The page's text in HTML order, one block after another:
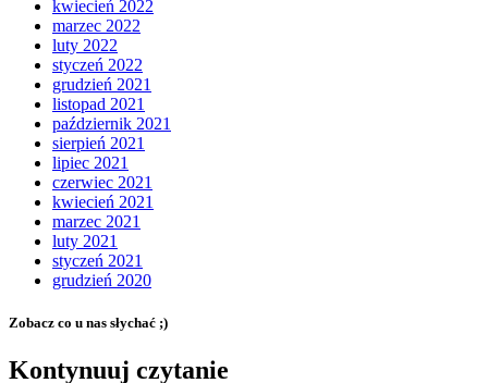
kwiecień 2022
marzec 2022
luty 2022
styczeń 2022
grudzień 2021
listopad 2021
październik 2021
sierpień 2021
lipiec 2021
czerwiec 2021
kwiecień 2021
marzec 2021
luty 2021
styczeń 2021
grudzień 2020
Zobacz co u nas słychać ;)
Kontynuuj czytanie